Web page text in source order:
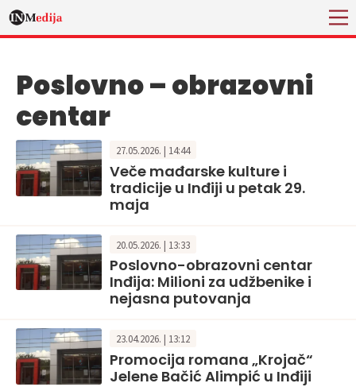
Poslovno – obrazovni
centar
27.05.2026. | 14:44
Veče mađarske kulture i
tradicije u Inđiji u petak 29.
maja
20.05.2026. | 13:33
Poslovno-obrazovni centar
Inđija: Milioni za udžbenike i
nejasna putovanja
23.04.2026. | 13:12
Promocija romana „Krojač“
Jelene Bačić Alimpić u Inđiji